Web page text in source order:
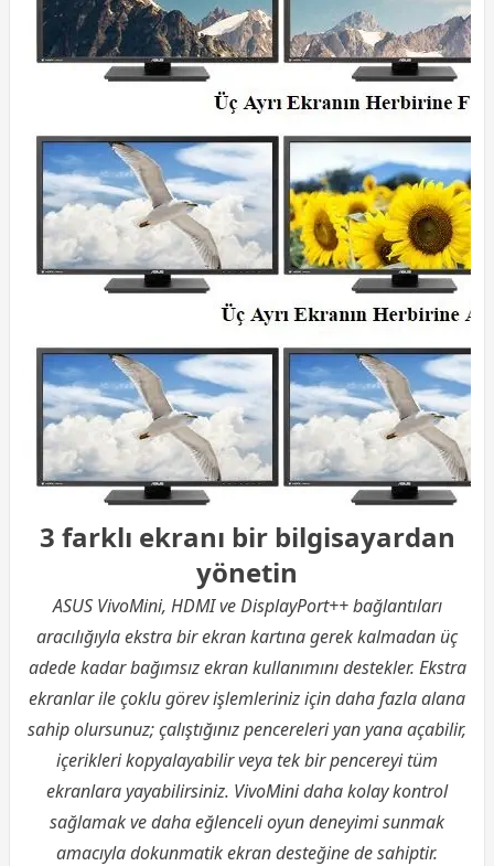
3 farklı ekranı bir bilgisayardan
yönetin
ASUS VivoMini, HDMI ve DisplayPort++ bağlantıları
aracılığıyla ekstra bir ekran kartına gerek kalmadan üç
adede kadar bağımsız ekran kullanımını destekler. Ekstra
ekranlar ile çoklu görev işlemleriniz için daha fazla alana
sahip olursunuz; çalıştığınız pencereleri yan yana açabilir,
içerikleri kopyalayabilir veya tek bir pencereyi tüm
ekranlara yayabilirsiniz. VivoMini daha kolay kontrol
sağlamak ve daha eğlenceli oyun deneyimi sunmak
amacıyla dokunmatik ekran desteğine de sahiptir.